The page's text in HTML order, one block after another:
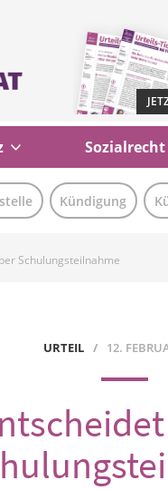
Sozialrecht
Kündigung
Schulungsteilnahme
URTEIL 12.